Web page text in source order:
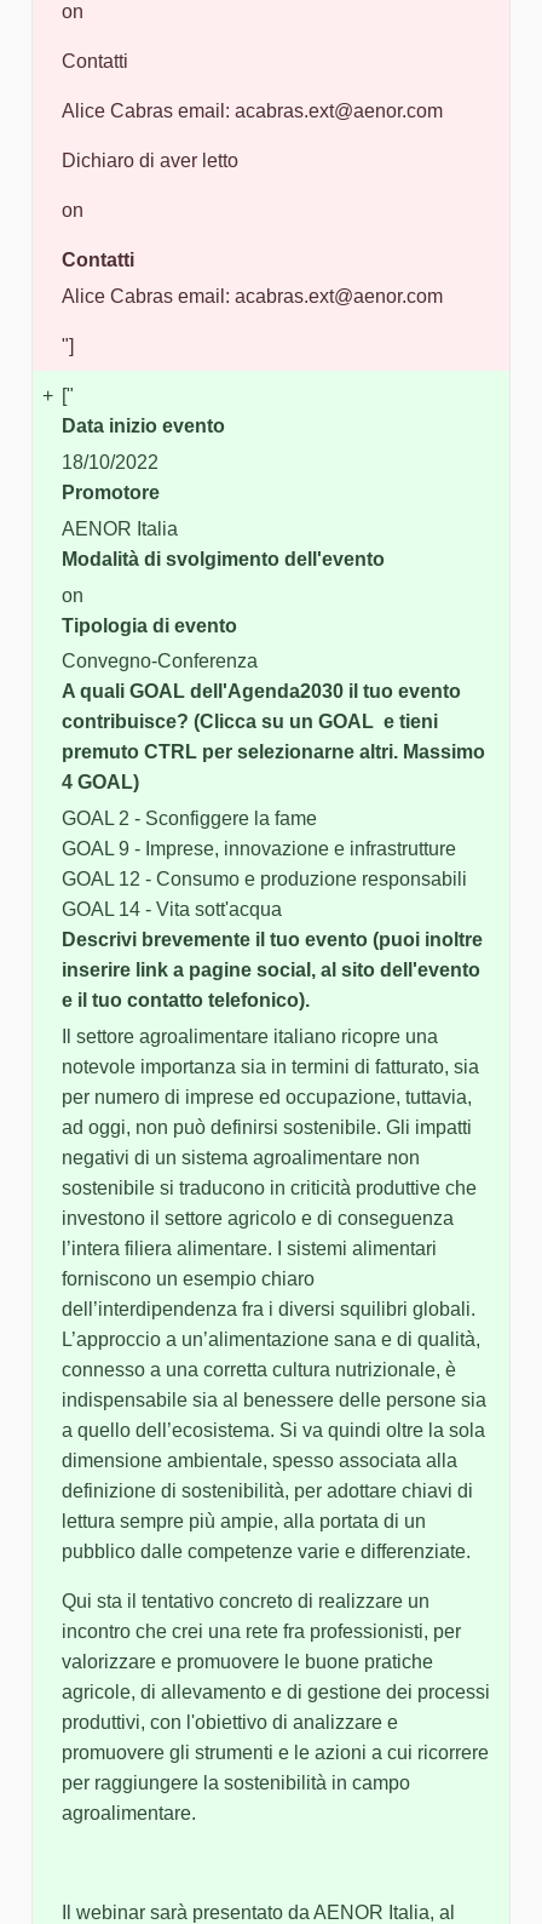
on
Contatti
Alice Cabras email: acabras.ext@aenor.com
Dichiaro di aver letto
on
Contatti
Alice Cabras email: acabras.ext@aenor.com
"]
+ ["
Data inizio evento
18/10/2022
Promotore
AENOR Italia
Modalità di svolgimento dell'evento
on
Tipologia di evento
Convegno-Conferenza
A quali GOAL dell'Agenda2030 il tuo evento
contribuisce? (Clicca su un GOAL e tieni
premuto CTRL per selezionarne altri. Massimo
4 GOAL)
GOAL 2 - Sconfiggere la fame
GOAL 9 - Imprese, innovazione e infrastrutture
GOAL 12 - Consumo e produzione responsabili
GOAL 14 - Vita sott'acqua
Descrivi brevemente il tuo evento (puoi inoltre
inserire link a pagine social, al sito dell'evento
e il tuo contatto telefonico).
Il settore agroalimentare italiano ricopre una
notevole importanza sia in termini di fatturato, sia
per numero di imprese ed occupazione, tuttavia,
ad oggi, non può definirsi sostenibile. Gli impatti
negativi di un sistema agroalimentare non
sostenibile si traducono in criticità produttive che
investono il settore agricolo e di conseguenza
l’intera filiera alimentare. I sistemi alimentari
forniscono un esempio chiaro
dell’interdipendenza fra i diversi squilibri globali.
L’approccio a un’alimentazione sana e di qualità,
connesso a una corretta cultura nutrizionale, è
indispensabile sia al benessere delle persone sia
a quello dell’ecosistema. Si va quindi oltre la sola
dimensione ambientale, spesso associata alla
definizione di sostenibilità, per adottare chiavi di
lettura sempre più ampie, alla portata di un
pubblico dalle competenze varie e differenziate.
Qui sta il tentativo concreto di realizzare un
incontro che crei una rete fra professionisti, per
valorizzare e promuovere le buone pratiche
agricole, di allevamento e di gestione dei processi
produttivi, con l'obiettivo di analizzare e
promuovere gli strumenti e le azioni a cui ricorrere
per raggiungere la sostenibilità in campo
agroalimentare.
Il webinar sarà presentato da AENOR Italia, al